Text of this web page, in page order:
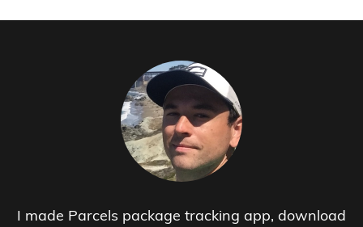
I made Parcels package tracking app, download